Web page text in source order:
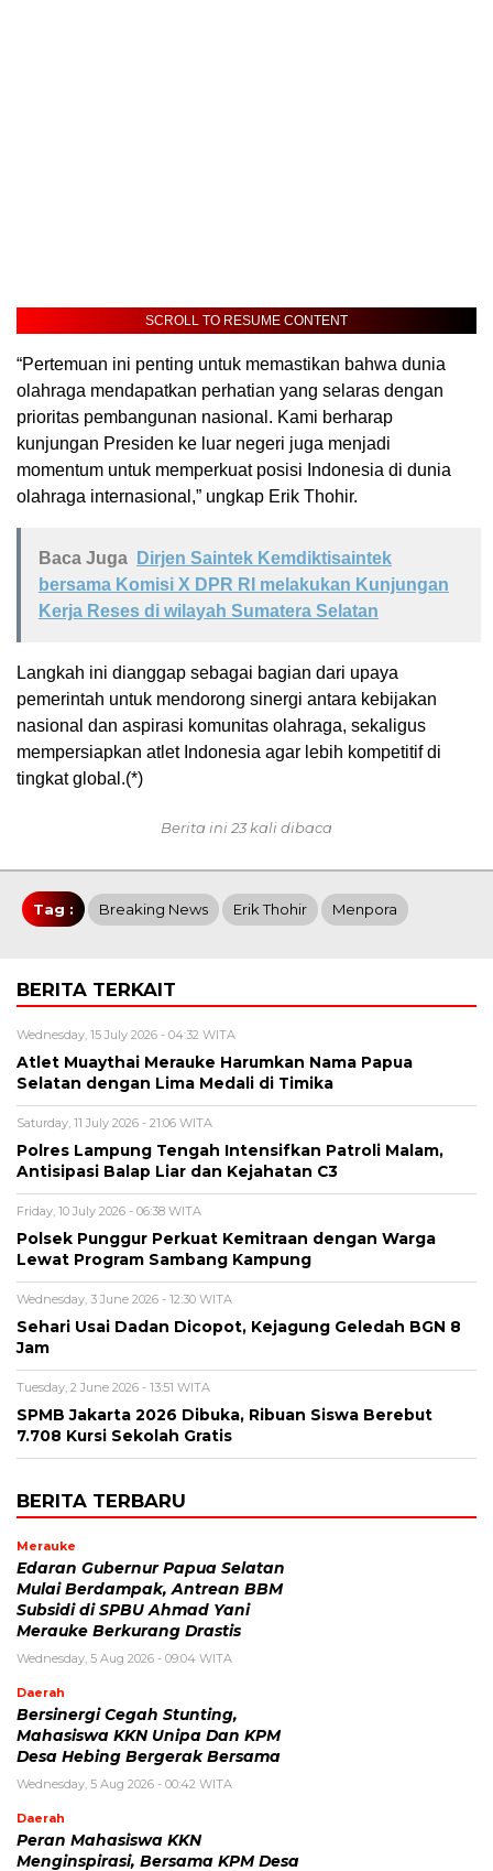
SCROLL TO RESUME CONTENT
“Pertemuan ini penting untuk memastikan bahwa dunia
olahraga mendapatkan perhatian yang selaras dengan
prioritas pembangunan nasional. Kami berharap
kunjungan Presiden ke luar negeri juga menjadi
momentum untuk memperkuat posisi Indonesia di dunia
olahraga internasional,” ungkap Erik Thohir.
Baca Juga
Dirjen Saintek Kemdiktisaintek
bersama Komisi X DPR RI melakukan Kunjungan
Kerja Reses di wilayah Sumatera Selatan
Langkah ini dianggap sebagai bagian dari upaya
pemerintah untuk mendorong sinergi antara kebijakan
nasional dan aspirasi komunitas olahraga, sekaligus
mempersiapkan atlet Indonesia agar lebih kompetitif di
tingkat global.(*)
Berita ini 23 kali dibaca
Tag : Breaking News Erik Thohir Menpora
BERITA TERKAIT
Wednesday, 15 July 2026 - 04:32 WITA
Atlet Muaythai Merauke Harumkan Nama Papua
Selatan dengan Lima Medali di Timika
Saturday, 11 July 2026 - 21:06 WITA
Polres Lampung Tengah Intensifkan Patroli Malam,
Antisipasi Balap Liar dan Kejahatan C3
Friday, 10 July 2026 - 06:38 WITA
Polsek Punggur Perkuat Kemitraan dengan Warga
Lewat Program Sambang Kampung
Wednesday, 3 June 2026 - 12:30 WITA
Sehari Usai Dadan Dicopot, Kejagung Geledah BGN 8
Jam
Tuesday, 2 June 2026 - 13:51 WITA
SPMB Jakarta 2026 Dibuka, Ribuan Siswa Berebut
7.708 Kursi Sekolah Gratis
BERITA TERBARU
Merauke
Edaran Gubernur Papua Selatan
Mulai Berdampak, Antrean BBM
Subsidi di SPBU Ahmad Yani
Merauke Berkurang Drastis
Wednesday, 5 Aug 2026 - 09:04 WITA
Daerah
Bersinergi Cegah Stunting,
Mahasiswa KKN Unipa Dan KPM
Desa Hebing Bergerak Bersama
Wednesday, 5 Aug 2026 - 00:42 WITA
Daerah
Peran Mahasiswa KKN
Menginspirasi, Bersama KPM Desa